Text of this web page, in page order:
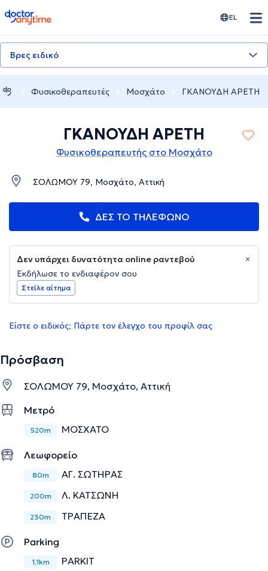
doctoranytime EL
Βρες ειδικό
Φυσικοθεραπευτές Μοσχάτο ΓΚΑΝΟΥΔΗ ΑΡΕΤΗ
ΓΚΑΝΟΥΔΗ ΑΡΕΤΗ
Φυσικοθεραπευτής στο Μοσχάτο
ΣΟΛΩΜΟΥ 79, Μοσχάτο, Αττική
ΔΕΣ ΤΟ ΤΗΛΕΦΩΝΟ
Δεν υπάρχει δυνατότητα online ραντεβού
Εκδήλωσε το ενδιαφέρον σου
Στείλε αίτημα
Είστε ο ειδικός; Πάρτε τον έλεγχο του προφίλ σας
Πρόσβαση
ΣΟΛΩΜΟΥ 79, Μοσχάτο, Αττική
Μετρό
520m ΜΟΣΧΑΤΟ
Λεωφορείο
80m ΑΓ. ΣΩΤΗΡΑΣ
200m Λ. ΚΑΤΣΩΝΗ
230m ΤΡΑΠΕΖΑ
Parking
1,1km PARKIT